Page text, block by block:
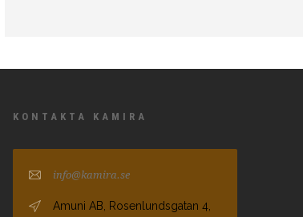
KONTAKTA KAMIRA
info@kamira.se
Amuni AB, Rosenlundsgatan 4,